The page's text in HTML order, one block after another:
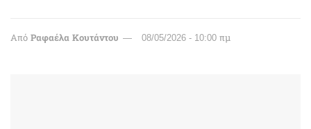
Από Ραφαέλα Κουτάντου 08/05/2026 - 10:00 πμ